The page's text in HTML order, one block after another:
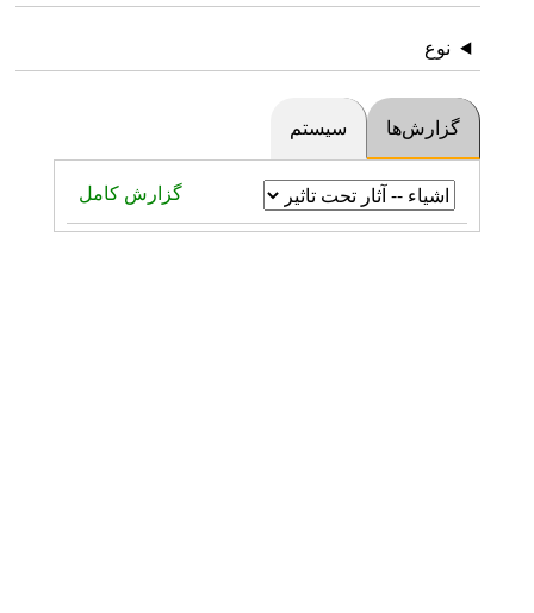
نوع
گزارش‌ها سیستم
گزارش کامل